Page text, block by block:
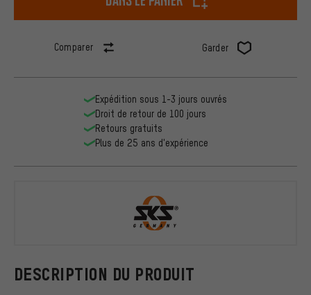
Comparer Garder
DESCRIPTION DU PRODUIT
Expédition sous 1-3 jours ouvrés
Droit de retour de 100 jours
Retours gratuits
Plus de 25 ans d'expérience